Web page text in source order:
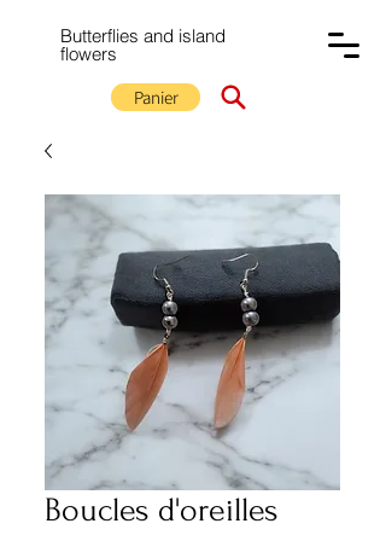
Butterflies and island
flowers
Panier
Boucles d'oreilles